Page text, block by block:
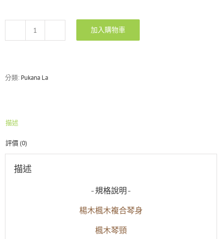
Pukana
量
加入購物車
分類: Pukana La
描述
評價 (0)
描述
-規格說明-
楊木楓木複合琴身
楓木琴頸